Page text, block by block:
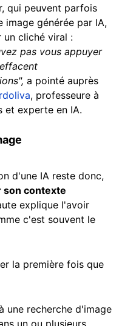
qui peuvent parfois
image générée par IA,
un cliché viral :
pas vous appuyer
a pointé auprès
, professeure à
et experte en IA.
d'une IA reste donc,
contexte
explique l'avoir
c'est souvent le
la première fois que
une recherche d'image
un ou plusieurs